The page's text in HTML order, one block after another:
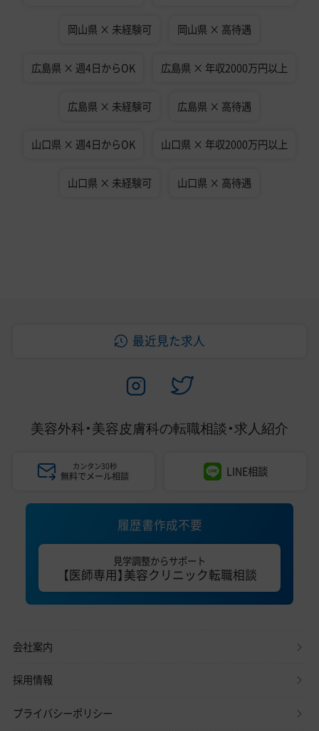
岡山県 × 未経験可 岡山県 × 高待遇
広島県 × 週4日からOK 広島県 × 年収2000万円以上
広島県 × 未経験可 広島県 × 高待遇
山口県 × 週4日からOK 山口県 × 年収2000万円以上
山口県 × 未経験可 山口県 × 高待遇
最近見た求人
美容外科・美容皮膚科の転職相談・求人紹介
カンタン30秒
無料でメール相談 LINE相談
履歴書作成不要
見学調整からサポート
【医師専用】美容クリニック転職相談
会社案内
採用情報
プライバシーポリシー